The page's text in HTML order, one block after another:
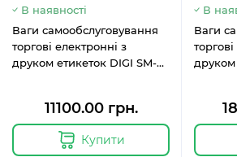
В наявності
Ваги самообслуговування
торгові електронні з
друком етикеток DIGI SM-
11100.00 грн.
Купити
В
Ваги
друком